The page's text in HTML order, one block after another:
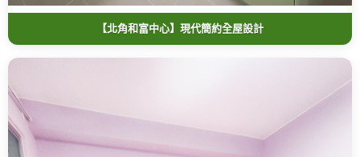
【北角和富中心】現代簡約全屋設計